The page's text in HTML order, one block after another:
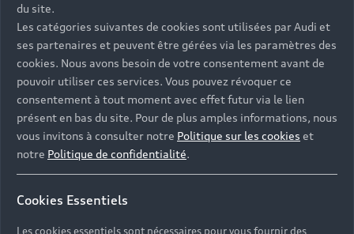
du site.
Les catégories suivantes de cookies sont utilisées par Audi et
ses partenaires et peuvent être gérées via les paramètres des
cookies. Nous avons besoin de votre consentement avant de
pouvoir utiliser ces services. Vous pouvez révoquer ce
consentement à tout moment avec effet futur via le lien
présent en bas du site. Pour de plus amples informations, nous
vous invitons à consulter notre Politique sur les cookies et
notre Politique de confidentialité.
Cookies Essentiels
Les cookies essentiels sont nécessaires pour vous fournir des